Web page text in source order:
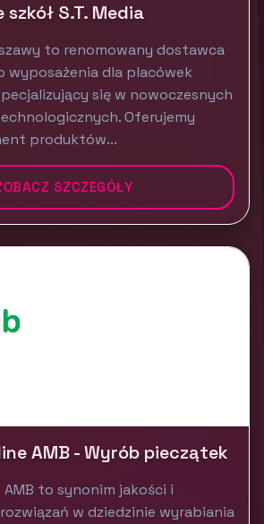
S.T. Media
to renomowany dostawca
wyposażenia dla placówek
się w nowoczesnych
Oferujemy
produktów...
SZCZEGÓŁY
AMB - Wyrób pieczątek
to synonim jakości i
w dziedzinie wyrabiania